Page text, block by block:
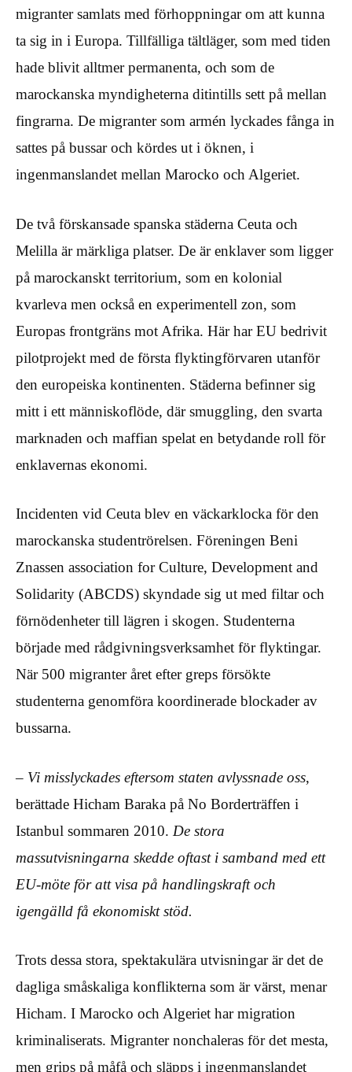
migranter samlats med förhoppningar om att kunna
ta sig in i Europa. Tillfälliga tältläger, som med tiden
hade blivit alltmer permanenta, och som de
marockanska myndigheterna ditintills sett på mellan
fingrarna. De migranter som armén lyckades fånga in
sattes på bussar och kördes ut i öknen, i
ingenmanslandet mellan Marocko och Algeriet.
De två förskansade spanska städerna Ceuta och
Melilla är märkliga platser. De är enklaver som ligger
på marockanskt territorium, som en kolonial
kvarleva men också en experimentell zon, som
Europas frontgräns mot Afrika. Här har EU bedrivit
pilotprojekt med de första flyktingförvaren utanför
den europeiska kontinenten. Städerna befinner sig
mitt i ett människoflöde, där smuggling, den svarta
marknaden och maffian spelat en betydande roll för
enklavernas ekonomi.
Incidenten vid Ceuta blev en väckarklocka för den
marockanska studentrörelsen. Föreningen Beni
Znassen association for Culture, Development and
Solidarity (ABCDS) skyndade sig ut med filtar och
förnödenheter till lägren i skogen. Studenterna
började med rådgivningsverksamhet för flyktingar.
När 500 migranter året efter greps försökte
studenterna genomföra koordinerade blockader av
bussarna.
– Vi misslyckades eftersom staten avlyssnade oss,
berättade Hicham Baraka på No Borderträffen i
Istanbul sommaren 2010. De stora
massutvisningarna skedde oftast i samband med ett
EU-möte för att visa på handlingskraft och
igengälld få ekonomiskt stöd.
Trots dessa stora, spektakulära utvisningar är det de
dagliga småskaliga konflikterna som är värst, menar
Hicham. I Marocko och Algeriet har migration
kriminaliserats. Migranter nonchaleras för det mesta,
men grips på måfå och släpps i ingenmanslandet